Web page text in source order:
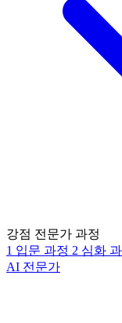
강점 전문가 과정
1 입문 과정 2 심화
AI 전문가